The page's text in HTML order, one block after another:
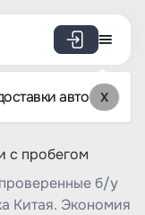
авто X
с пробегом
б/у
Китая. Экономия